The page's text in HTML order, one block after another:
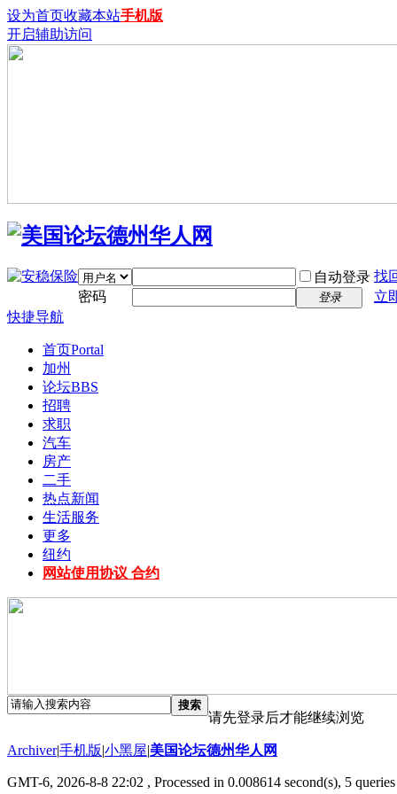
设为首页收藏本站手机版
开启辅助访问
自动登录 找
密码
登录
立
快捷导航
首页Portal
加州
论坛BBS
招聘
求职
汽车
房产
二手
热点新闻
生活服务
更多
纽约
网站使用协议 合约
搜索
请先登录后才能继续浏览
Archiver|手机版|小黑屋|美国论坛德州华人网
GMT-6, 2026-8-8 22:02 , Processed in 0.008614 second(s), 5